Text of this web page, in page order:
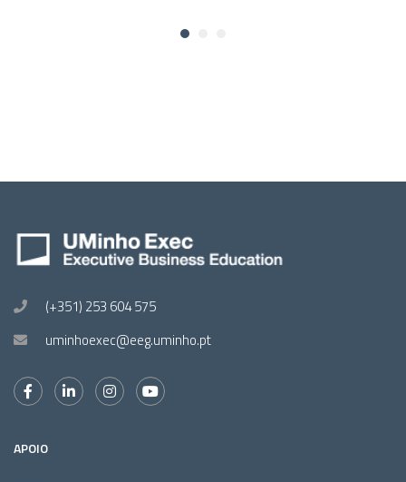
(+351) 253 604 575
uminhoexec@eeg.uminho.pt
APOIO